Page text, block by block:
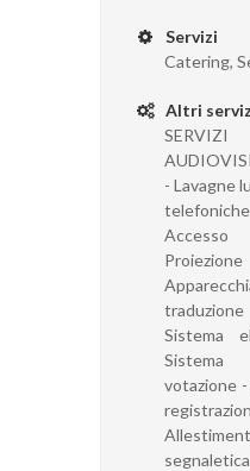
Servizi
Catering,
Altri
- Lavagne
Sistema
votazione